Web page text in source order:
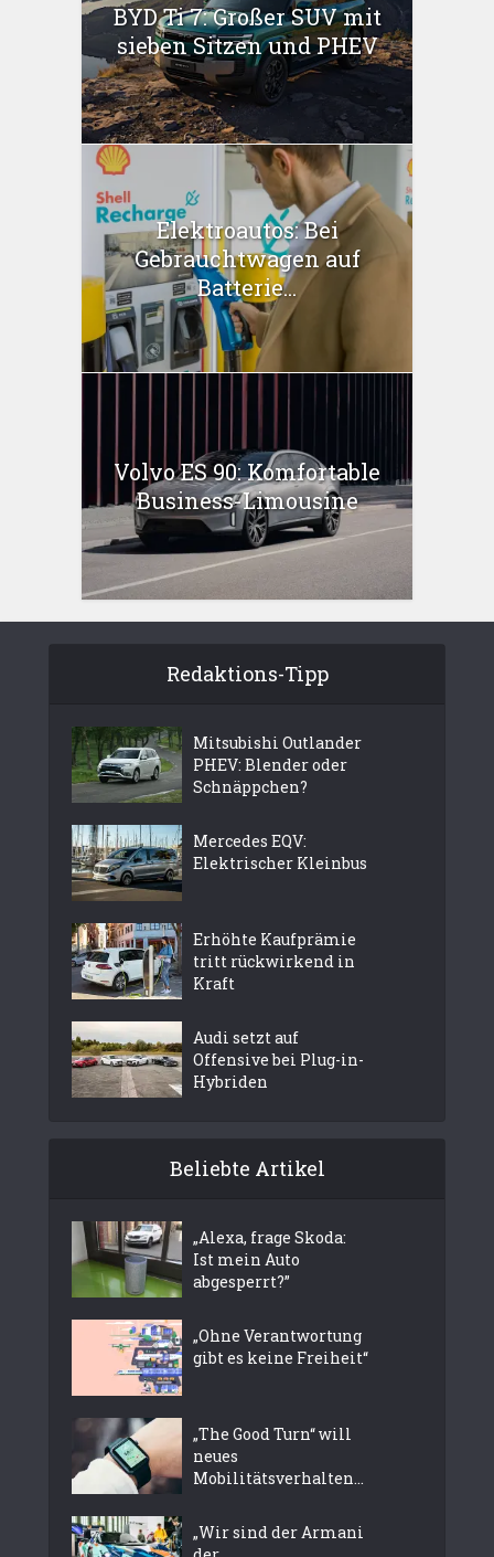
BYD Ti 7: Großer SUV mit
sieben Sitzen und PHEV
Elektroautos: Bei
Gebrauchtwagen auf
Batterie...
Volvo ES 90: Komfortable
Business-Limousine
Redaktions-Tipp
Mitsubishi Outlander
PHEV: Blender oder
Schnäppchen?
Mercedes EQV:
Elektrischer Kleinbus
Erhöhte Kaufprämie
tritt rückwirkend in
Kraft
Audi setzt auf
Offensive bei Plug-in-
Hybriden
Beliebte Artikel
„Alexa, frage Skoda:
Ist mein Auto
abgesperrt?”
„Ohne Verantwortung
gibt es keine Freiheit“
„The Good Turn“ will
neues
Mobilitätsverhalten...
„Wir sind der Armani